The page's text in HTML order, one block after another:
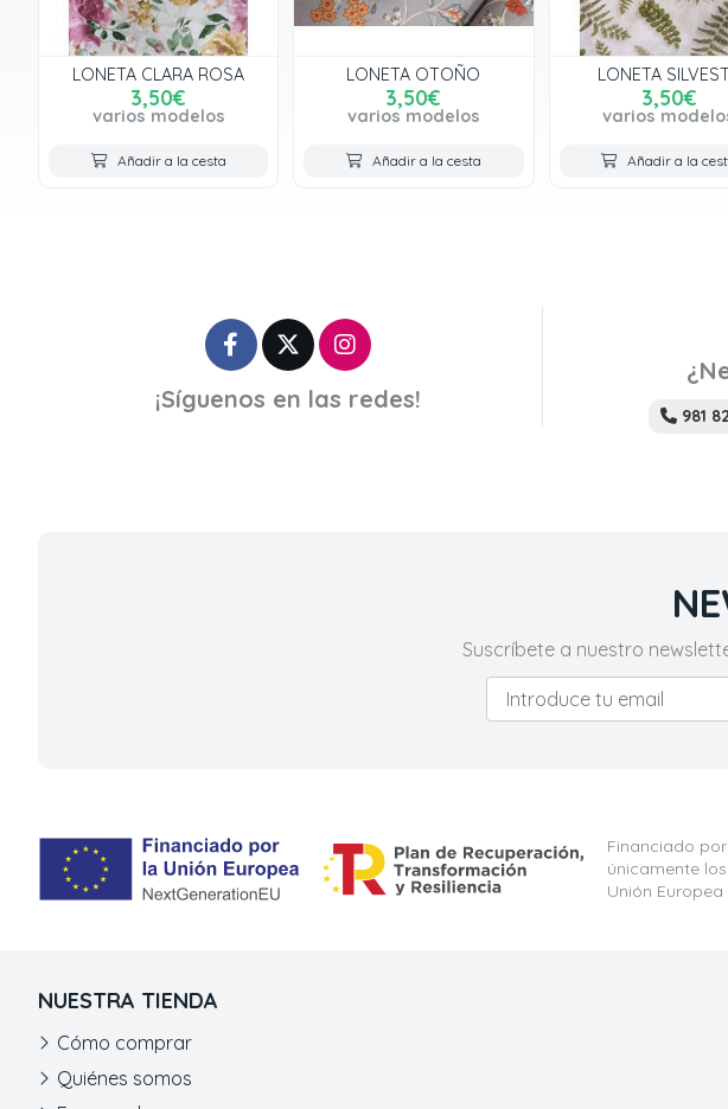
LONETA CLARA ROSA
3,50€
varios modelos
Añadir a la cesta
LONETA OTOÑO
3,50€
varios modelos
Añadir a la cesta
LONETA
3,50€
varios
Añadir a la
¡Síguenos en las redes!
981
Suscríbete a nuestro
Financiado
únicamente
Unión
NUESTRA TIENDA
Cómo comprar
Quiénes somos